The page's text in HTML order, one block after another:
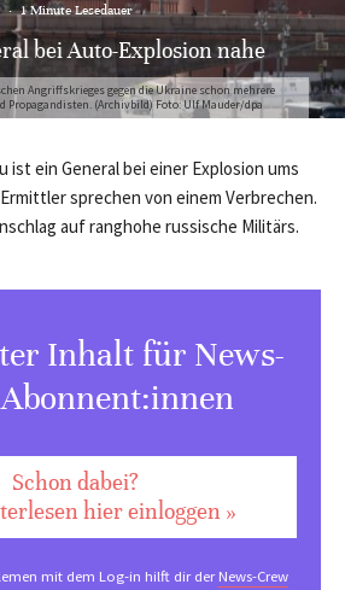
Angriffskrieges gegen die Ukraine schon mehrere
Propagandisten. (Archivbild) Foto: Ulf Mauder/dpa
· 1 Minute Lesedauer
bei Auto-Explosion nahe
ist ein General bei einer Explosion ums
sprechen von einem Verbrechen.
auf ranghohe russische Militärs.
Inhalt für News-
Schon dabei?
hier einloggen »
mit dem Log-in hilft dir derNews-Crew